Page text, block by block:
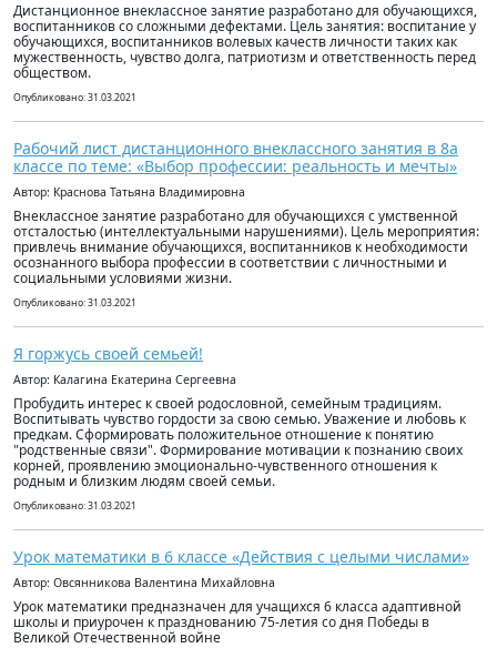
Дистанционное внеклассное занятие разработано для обучающихся,
воспитанников со сложными дефектами. Цель занятия: воспитание у
обучающихся, воспитанников волевых качеств личности таких как
мужественность, чувство долга, патриотизм и ответственность перед
обществом.
Опубликовано: 31.03.2021
Рабочий лист дистанционного внеклассного занятия в 8а
классе по теме: «Выбор профессии: реальность и мечты»
Автор: Краснова Татьяна Владимировна
Внеклассное занятие разработано для обучающихся с умственной
отсталостью (интеллектуальными нарушениями). Цель мероприятия:
привлечь внимание обучающихся, воспитанников к необходимости
осознанного выбора профессии в соответствии с личностными и
социальными условиями жизни.
Опубликовано: 31.03.2021
Я горжусь своей семьей!
Автор: Калагина Екатерина Сергеевна
Пробудить интерес к своей родословной, семейным традициям.
Воспитывать чувство гордости за свою семью. Уважение и любовь к
предкам. Сформировать положительное отношение к понятию
"родственные связи". Формирование мотивации к познанию своих
корней, проявлению эмоционально-чувственного отношения к
родным и близким людям своей семьи.
Опубликовано: 31.03.2021
Урок математики в 6 классе «Действия с целыми числами»
Автор: Овсянникова Валентина Михайловна
Урок математики предназначен для учащихся 6 класса адаптивной
школы и приурочен к празднованию 75-летия со дня Победы в
Великой Отечественной войне